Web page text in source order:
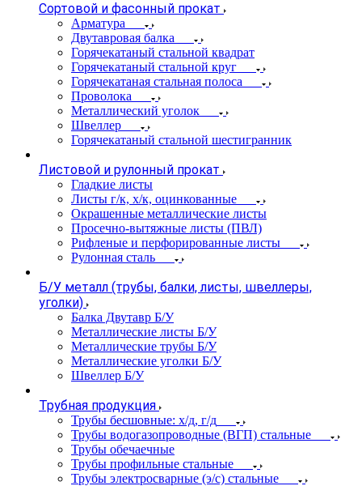
Сортовой и фасонный прокат
Арматура
Двутавровая балка
Горячекатаный стальной квадрат
Горячекатаный стальной круг
Горячекатаная стальная полоса
Проволока
Металлический уголок
Швеллер
Горячекатаный стальной шестигранник
Листовой и рулонный прокат
Гладкие листы
Листы г/к, х/к, оцинкованные
Окрашенные металлические листы
Просечно-вытяжные листы (ПВЛ)
Рифленые и перфорированные листы
Рулонная сталь
Б/У металл (трубы, балки, листы, швеллеры,
уголки)
Балка Двутавр Б/У
Металлические листы Б/У
Металлические трубы Б/У
Металлические уголки Б/У
Швеллер Б/У
Трубная продукция
Трубы бесшовные: х/д, г/д
Трубы водогазопроводные (ВГП) стальные
Трубы обечаечные
Трубы профильные стальные
Трубы электросварные (э/с) стальные